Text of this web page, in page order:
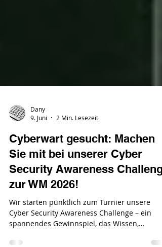
9. Juni
2 Min. Lesezeit
Cyberwart gesucht: Machen
Sie mit bei unserer Cyber
Security Awareness Challenge
zur WM 2026!
Wir starten pünktlich zum Turnier unsere